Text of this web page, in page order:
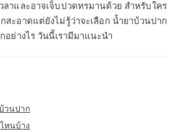
ลาและอาจเจ็บปวดทรมานด้วย สำหรับใคร
สะอาดแต่ยังไม่รู้ว่าจะเลือก น้ำยาบ้วนปาก
อย่างไร วันนี้เรามีมาแนะนำ
วนปาก
หนบ้าง